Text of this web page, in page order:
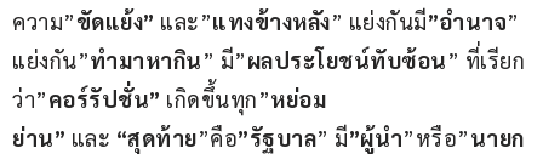
ความ”ขัดแย้ง” และ”แทงข้างหลัง” แย่งกันมี”อำนาจ”
แย่งกัน”ทำมาหากิน” มี”ผลประโยชน์ทับซ้อน” ที่เรียก
ว่า”คอร์รัปชั่น” เกิดขึ้นทุก”หย่อม
ย่าน” และ “สุดท้าย”คือ”รัฐบาล” มี”ผู้นำ”หรือ”นายก